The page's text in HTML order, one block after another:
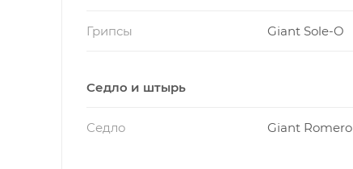
Грипсы Giant Sole-O
Седло и штырь
Седло Giant Romero